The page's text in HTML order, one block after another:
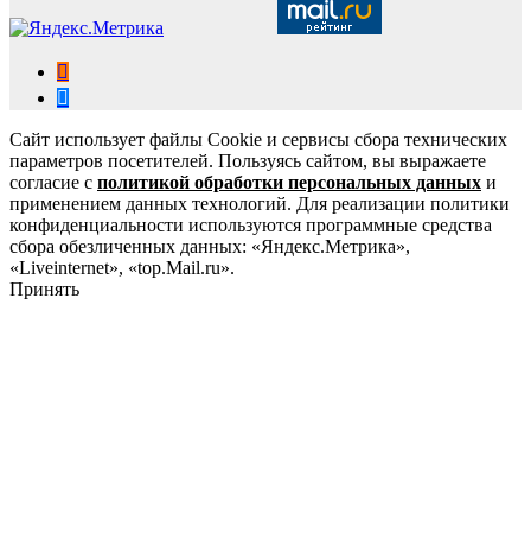
Сайт использует файлы Cookie и сервисы сбора технических
параметров посетителей. Пользуясь сайтом, вы выражаете
согласие с политикой обработки персональных данных и
применением данных технологий. Для реализации политики
конфиденциальности используются программные средства
сбора обезличенных данных: «Яндекс.Метрика»,
«Liveinternet», «top.Mail.ru».
Принять